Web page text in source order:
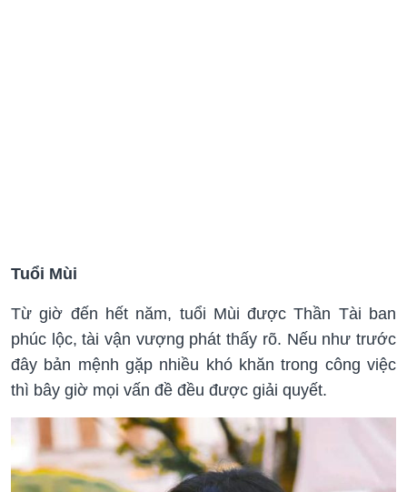
Tuổi Mùi
Từ giờ đến hết năm, tuổi Mùi được Thần Tài ban
phúc lộc, tài vận vượng phát thấy rõ. Nếu như trước
đây bản mệnh gặp nhiều khó khăn trong công việc
thì bây giờ mọi vấn đề đều được giải quyết.